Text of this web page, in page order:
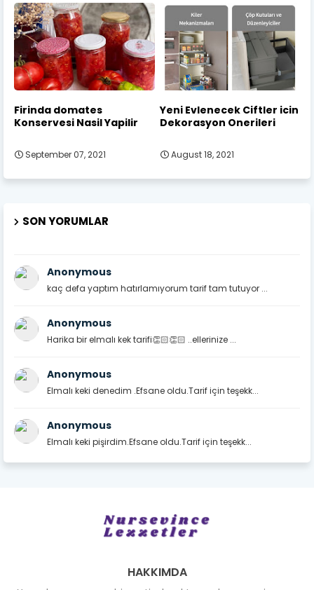
Firinda domates
Konservesi Nasil Yapilir
September 07, 2021
Yeni Evlenecek Ciftler icin
Dekorasyon Onerileri
August 18, 2021
SON YORUMLAR
Anonymous
kaç defa yaptım hatırlamıyorum tarif tam tutuyor ...
Anonymous
Harika bir elmalı kek tarifi👏🏻👏🏻 ..ellerinize ...
Anonymous
Elmalı keki denedim .Efsane oldu.Tarif için teşekk...
Anonymous
Elmalı keki pişirdim.Efsane oldu.Tarif için teşekk...
HAKKIMDA